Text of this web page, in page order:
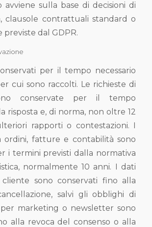
avviene sulla base di decisioni di
clausole contrattuali standard o
previste dal GDPR.
per il tempo necessario
cui sono raccolti. Le richieste di
conservate per il tempo
risposta e, di norma, non oltre 12
rapporti o contestazioni. I
ordini, fatture e contabilità sono
i termini previsti dalla normativa
normalmente 10 anni. I dati
sono conservati fino alla
salvi gli obblighi di
marketing o newsletter sono
alla revoca del consenso o alla